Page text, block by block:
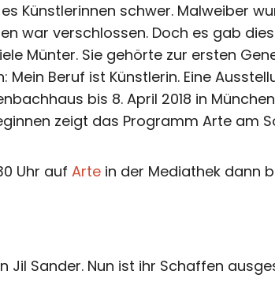
Künstlerinnen schwer. Malweiber
war verschlossen. Doch es gab
Münter. Sie gehörte zur ersten
Beruf ist Künstlerin. Eine
bis 8. April 2018 in
zeigt das Programm Arte am
Uhr auf Arte in der Mediathek dann
Jil Sander. Nun ist ihr Schaffen